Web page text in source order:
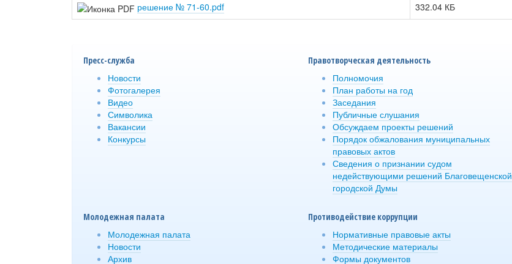
решение № 71-60.pdf
332.04 КБ
Пресс-служба
Новости
Фотогалерея
Видео
Символика
Вакансии
Конкурсы
Правотворческая деятельность
Полномочия
План работы на год
Заседания
Публичные слушания
Обсуждаем проекты решений
Порядок обжалования муниципальных
правовых актов
Сведения о признании судом
недействующими решений Благовещенской
городской Думы
Молодежная палата
Молодежная палата
Новости
Архив
Противодействие коррупции
Нормативные правовые акты
Методические материалы
Формы документов